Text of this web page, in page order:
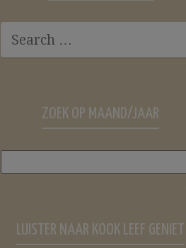
ZOEK OP MAAND/JAAR
LUISTER NAAR KOOK LEEF GENIET